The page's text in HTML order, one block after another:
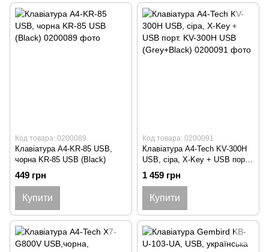
Код товара: 0200089
Клавіатура A4-KR-85 USB,
чорна KR-85 USB (Black)
449 грн
Купити
Код товара: 0200091
Клавіатура A4-Tech KV-300H
USB, сіра, X-Key + USB порт.
KV-300H USB (Grey+Black)
1 459 грн
Купити